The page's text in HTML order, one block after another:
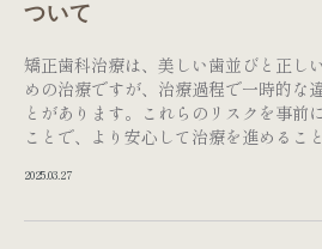
ついて
矯正歯科治療は、美しい歯並びと正し
めの治療ですが、治療過程で一時的な
とがあります。これらのリスクを事前
ことで、より安心して治療を進める
2025.03.27